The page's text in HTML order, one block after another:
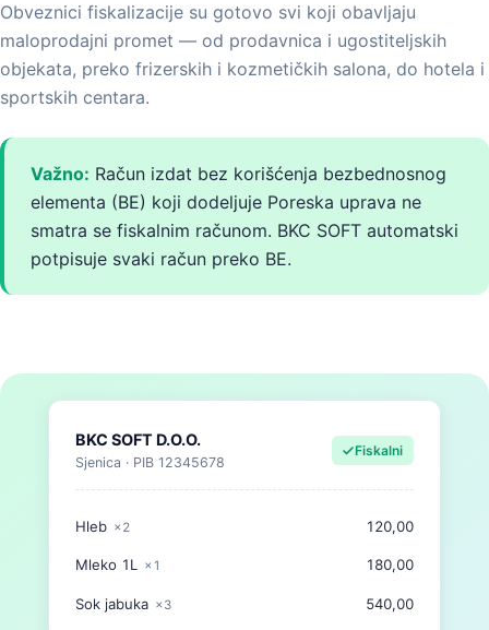
Obveznici fiskalizacije su gotovo svi koji obavljaju
maloprodajni promet — od prodavnica i ugostiteljskih
objekata, preko frizerskih i kozmetičkih salona, do hotela i
sportskih centara.
Važno: Račun izdat bez korišćenja bezbednosnog
elementa (BE) koji dodeljuje Poreska uprava ne
smatra se fiskalnim računom. BKC SOFT automatski
potpisuje svaki račun preko BE.
BKC SOFT D.O.O.
Sjenica · PIB 12345678
Fiskalni
Hleb ×2 120,00
Mleko 1L ×1 180,00
Sok jabuka ×3 540,00